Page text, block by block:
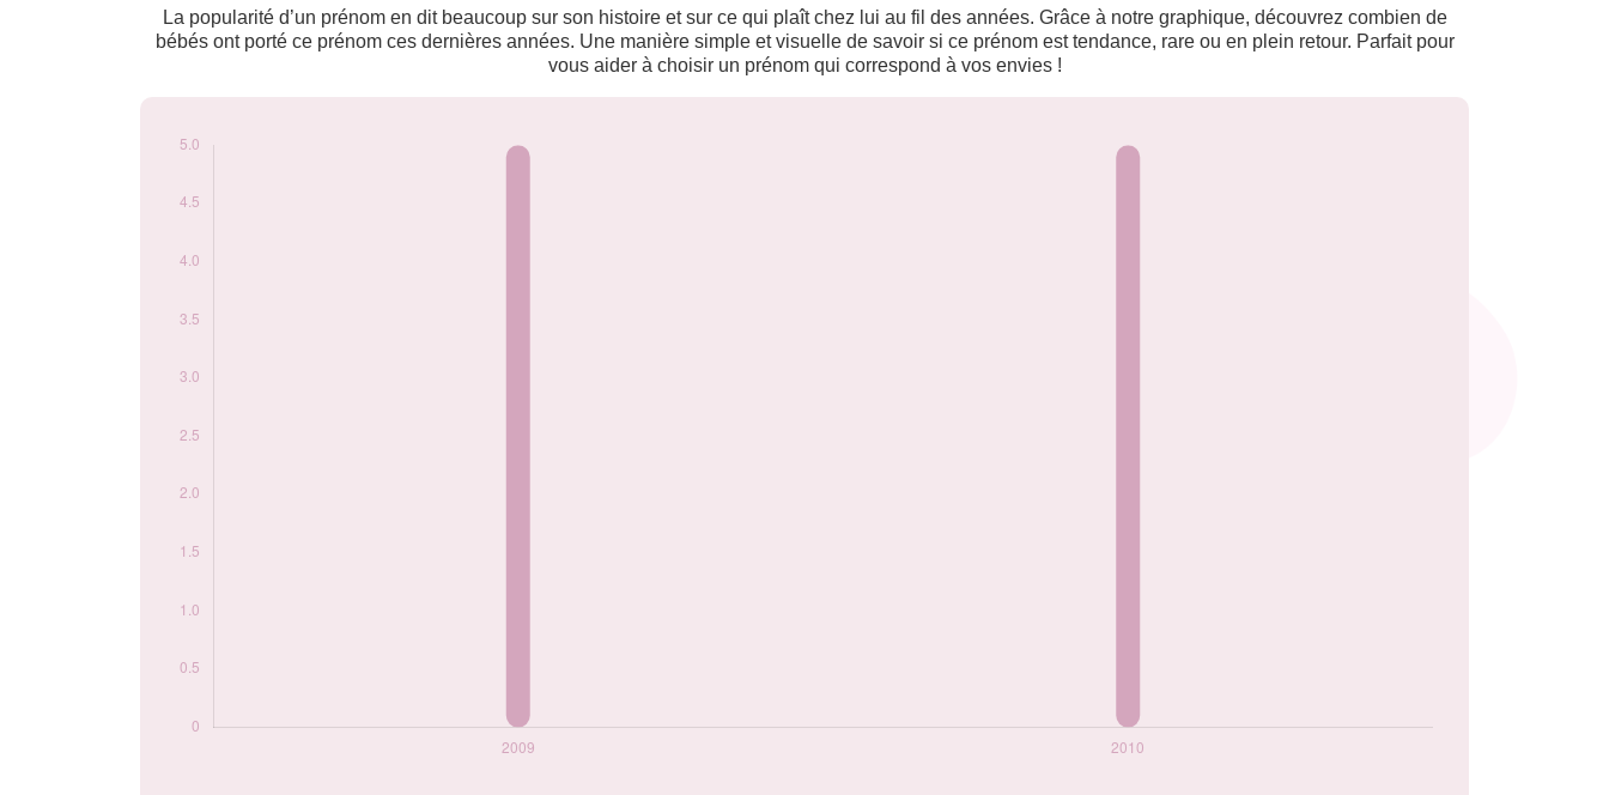
La popularité d’un prénom en dit beaucoup sur son histoire et sur ce qui plaît chez lui au fil des années. Grâce à notre graphique, découvrez combien de
bébés ont porté ce prénom ces dernières années. Une manière simple et visuelle de savoir si ce prénom est tendance, rare ou en plein retour. Parfait pour
vous aider à choisir un prénom qui correspond à vos envies !
2009
5
2010
5